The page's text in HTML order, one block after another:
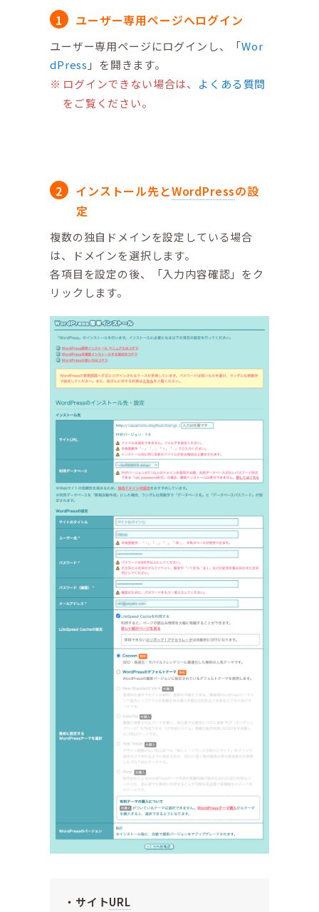
ユーザー専用ページへログイン
ユーザー専用ページにログインし、「Wor
dPress 」を開きます。
ログインできない場合は、 よくある質問
をご覧ください。
インストール先とWordPressの設
定
複数の独自ドメインを設定している場合
は、ドメインを選択します。
各項目を設定の後、「入力内容確認」をク
リックします。
サイトURL